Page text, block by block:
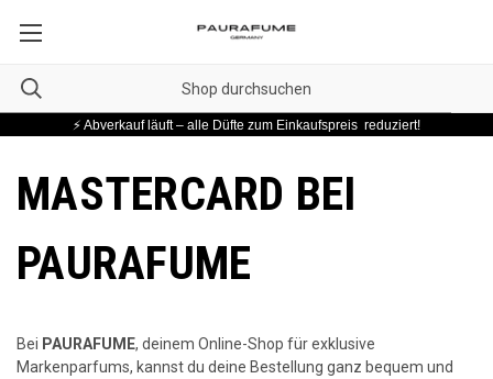
⚡ Abverkauf läuft – alle Düfte zum Einkaufspreis reduziert!
MASTERCARD BEI
PAURAFUME
Bei PAURAFUME, deinem Online-Shop für exklusive
Markenparfums, kannst du deine Bestellung ganz bequem und